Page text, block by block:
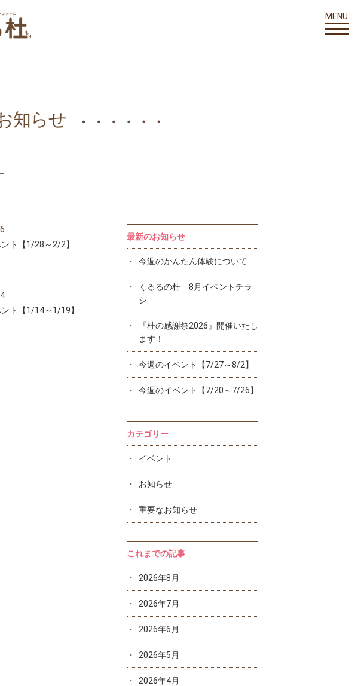
MENU
知らせ
ト【1/28～2/2】
ト【1/14～1/19】
最新のお知らせ
今週のかんたん体験について
くるるの杜 8月イベントチラ
シ
『杜の感謝祭2026』開催いたし
ます！
今週のイベント【7/27～8/2】
今週のイベント【7/20～7/26】
カテゴリー
イベント
お知らせ
重要なお知らせ
これまでの記事
2026年8月
2026年7月
2026年6月
2026年5月
2026年4月